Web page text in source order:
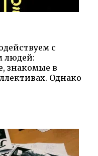
с
людей:
знакомые в
Однако